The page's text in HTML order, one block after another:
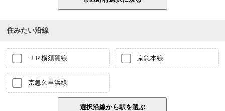
住みたい沿線
ＪＲ横須賀線 京急本線
京急久里浜線